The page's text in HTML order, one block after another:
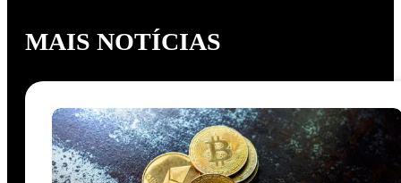
MAIS NOTÍCIAS